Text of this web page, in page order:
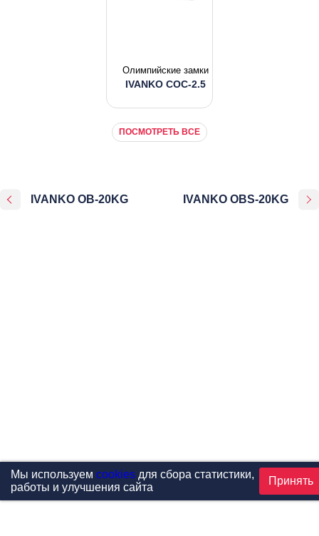
Олимпийские замки
IVANKO COC-2.5
ПОСМОТРЕТЬ ВСЕ
IVANKO OB-20KG IVANKO OBS-20KG
Мы используем cookiesдля сбора статистики,
работы и улучшения сайта
Принять